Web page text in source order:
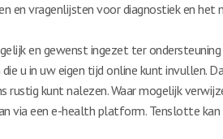
en vragenlijsten voor diagnostiek en het
en gewenst ingezet ter
u in uw eigen tijd online kunt invullen.
rustig kunt nalezen. Waar mogelijk
via een e-health platform. Tenslotte